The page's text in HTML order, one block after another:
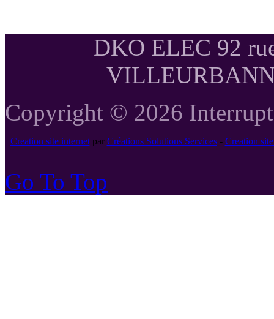
DKO ELEC 92
Copyright © 2026
Creation site internetpar Créations Solutions Services- Creation
Go To Top